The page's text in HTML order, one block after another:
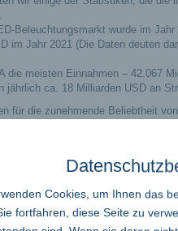
Beleuchtungsmarkt wurde im
im Jahr 2021 (Die Daten deuten
meisten Einnahmen – 42.067
ca. 18 Milliarden USD an
für die zunehmende Beliebtheit
einem Muss geworden, wenn es
für Designer, die
Wandschränke und
bestimmte Gemälde,
für die zunehmende
Cookies, um Ihnen das
fortfahren, diese Seite zu